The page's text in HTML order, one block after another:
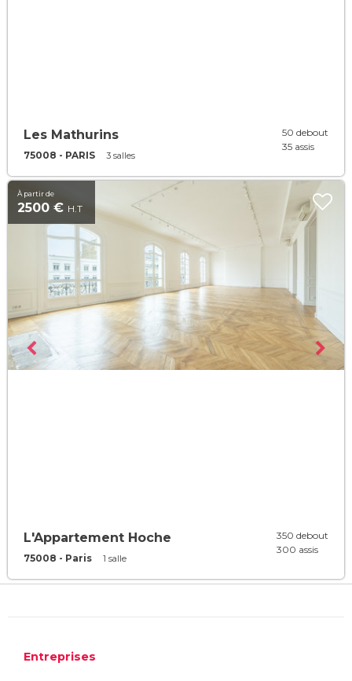
Les Mathurins
75008 - PARIS 3 salles
50 debout
35 assis
À partir de
2500 € H.T
L'Appartement Hoche
75008 - Paris 1 salle
350 debout
300 assis
Entreprises